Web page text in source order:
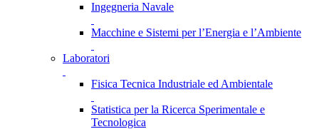
Ingegneria Navale
Macchine e Sistemi per l’Energia e l’Ambiente
Laboratori
Fisica Tecnica Industriale ed Ambientale
Statistica per la Ricerca Sperimentale e
Tecnologica